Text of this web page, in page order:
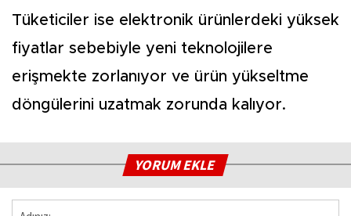
Tüketiciler ise elektronik ürünlerdeki yüksek
fiyatlar sebebiyle yeni teknolojilere
erişmekte zorlanıyor ve ürün yükseltme
döngülerini uzatmak zorunda kalıyor.
YORUM EKLE